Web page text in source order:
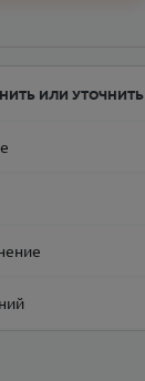
ИЛИ УТОЧНИТЬ